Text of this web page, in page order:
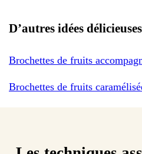
D’autres idées délicieuses
Brochettes de fruits
Brochettes de fruits